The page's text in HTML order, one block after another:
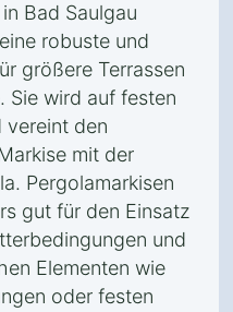
in Bad Saulgau
robuste und
größere Terrassen
Sie wird auf festen
vereint den
mit der
Pergolamarkisen
gut für den Einsatz
und
Elementen wie
oder festen